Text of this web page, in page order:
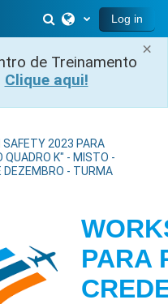
×
de Treinamento
Clique aqui!
Toggle search
Log in
SAFETY 2023 PARA
QUADRO K" - MISTO -
DEZEMBRO - TURMA
PARA